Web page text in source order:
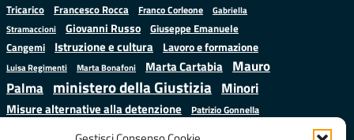
Tricarico
Francesco Rocca Franco Corleone
Gabriella
Stramaccioni
Giovanni Russo Giuseppe Emanuele
Cangemi
Istruzione e cultura Lavoro e formazione
Luisa Regimenti Marta Bonafoni Marta Cartabia Mauro
Palma ministero della Giustizia Minori
Misure alternative alla detenzione Patrizio Gonnella